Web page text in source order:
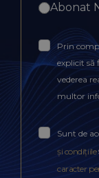
Abonat
Prin
explicit să
vederea
multor
Sunt de
și condițiile
caracter